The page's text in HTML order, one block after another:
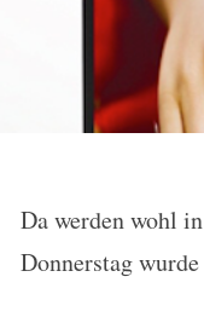
mit
Da werden wohl
Donnerstag